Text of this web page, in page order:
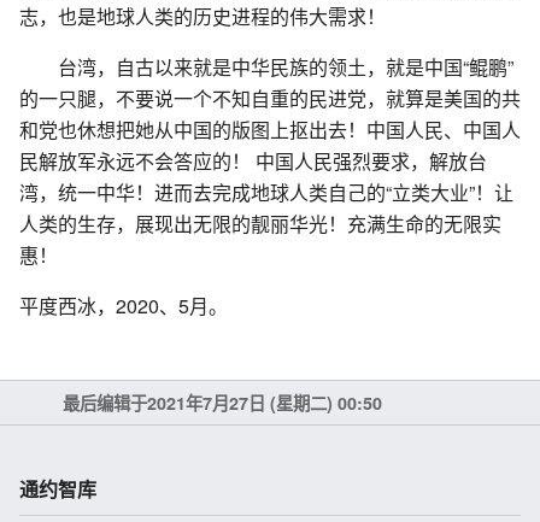
志，也是地球人类的历史进程的伟大需求！
台湾，自古以来就是中华民族的领土，就是中国“鲲鹏”
的一只腿，不要说一个不知自重的民进党，就算是美国的共
和党也休想把她从中国的版图上抠出去！中国人民、中国人
民解放军永远不会答应的！ 中国人民强烈要求，解放台
湾，统一中华！进而去完成地球人类自己的“立类大业”！让
人类的生存，展现出无限的靓丽华光！充满生命的无限实
惠！
平度西冰，2020、5月。
最后编辑于2021年7月27日 (星期二) 00:50
通约智库